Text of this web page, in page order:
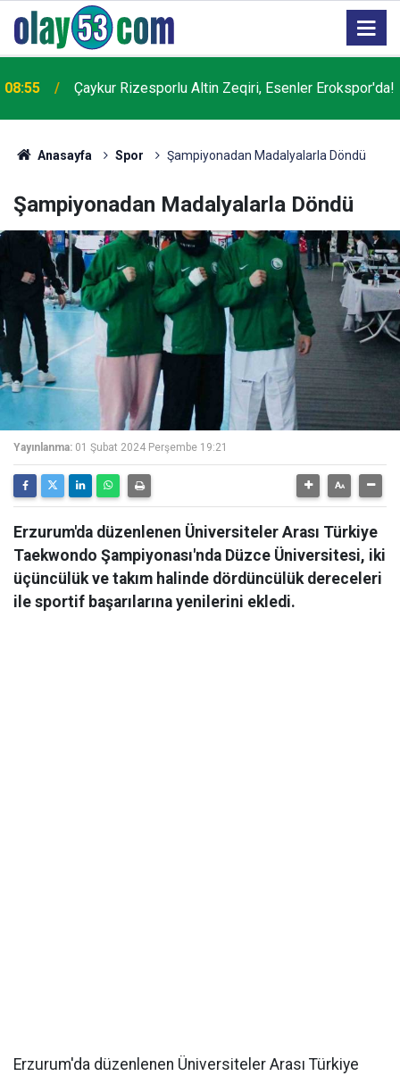
08:55 Çaykur Rizesporlu Altin Zeqiri, Esenler Erokspor'da!
Anasayfa Spor Şampiyonadan Madalyalarla Döndü
Şampiyonadan Madalyalarla Döndü
Yayınlanma: 01 Şubat 2024 Perşembe 19:21
Erzurum'da düzenlenen Üniversiteler Arası Türkiye
Taekwondo Şampiyonası'nda Düzce Üniversitesi, iki
üçüncülük ve takım halinde dördüncülük dereceleri
ile sportif başarılarına yenilerini ekledi.
Erzurum'da düzenlenen Üniversiteler Arası Türkiye